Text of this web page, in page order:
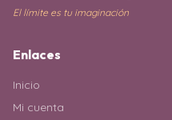
El límite es tu imaginación
Enlaces
Inicio
Mi cuenta